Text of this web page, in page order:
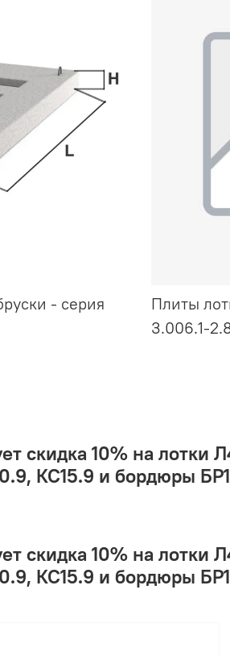
- серия
Плиты
3.006.1-
скидка 10% на лотки
КС15.9 и бордюры
скидка 10% на лотки
КС15.9 и бордюры